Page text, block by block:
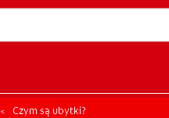
PRODUKT
Czym są ubytki?